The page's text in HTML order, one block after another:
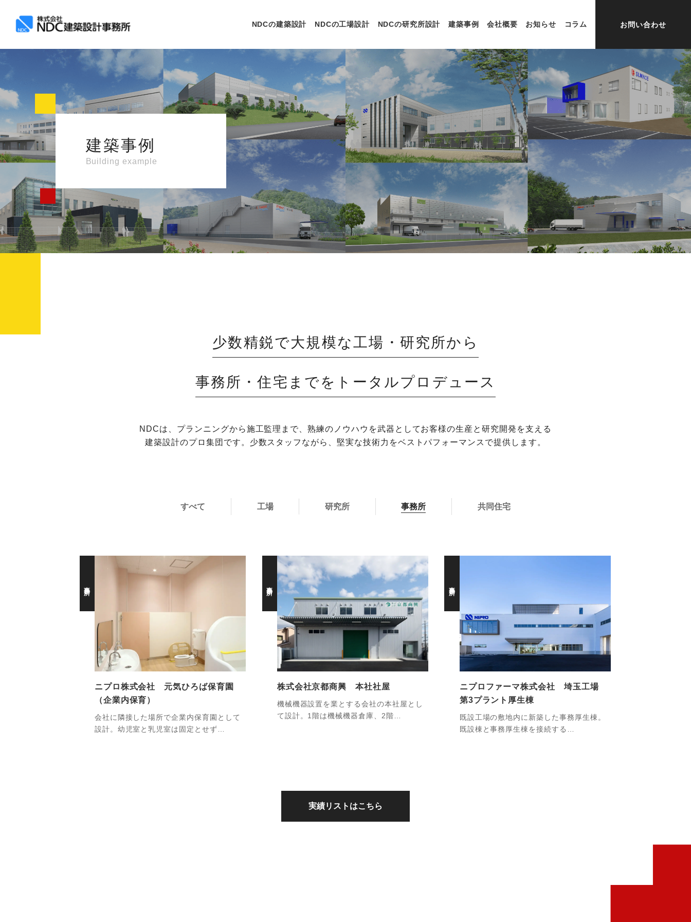
NDCの建築設計 NDCの工場設計 NDCの研究所設計 建築事例 会社概要 お知らせ コラム お問い合わせ
建築事例
Building example
少数精鋭で大規模な工場・研究所から
事務所・住宅までをトータルプロデュース
NDCは、プランニングから施工監理まで、熟練のノウハウを武器としてお客様の生産と研究開発を支える
建築設計のプロ集団です。少数スタッフながら、堅実な技術力をベストパフォーマンスで提供します。
すべて 工場 研究所 事務所 共同住宅
ニプロ株式会社 元気ひろば保育園
（企業内保育）
会社に隣接した場所で企業内保育園として
設計。幼児室と乳児室は固定とせず…
株式会社京都商興 本社社屋
機械機器設置を業とする会社の本社屋とし
て設計。1階は機械機器倉庫、2階…
ニプロファーマ株式会社 埼玉工場
第3プラント厚生棟
既設工場の敷地内に新築した事務厚生棟。
既設棟と事務厚生棟を接続する…
実績リストはこちら